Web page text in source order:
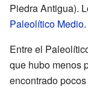
Piedra Antigua).
Paleolítico Medio.
Entre el
que hubo menos
encontrado